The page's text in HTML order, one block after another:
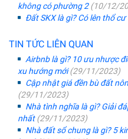
không có phường 2(10/12/
Đất SKX là gì? Có lên thổ
TIN TỨC LIÊN QUAN
Airbnb là gì? 10 ưu nhược
xu hướng mới(29/11/2023)
Cập nhật giá đền bù đất
(29/11/2023)
Nhà tình nghĩa là gì? Giải
nhất(29/11/2023)
Nhà đất sổ chung là gì? 5